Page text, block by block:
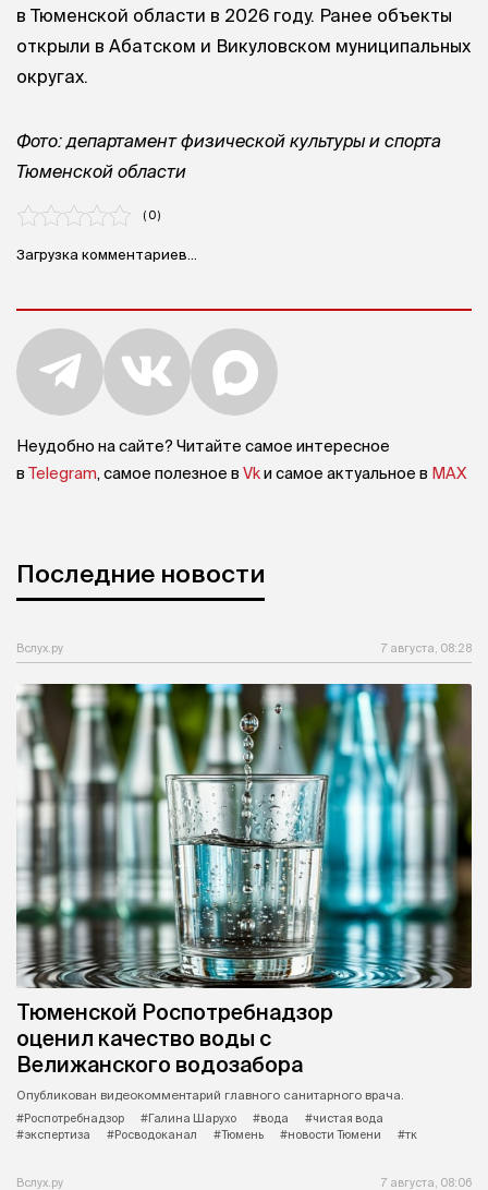
в Тюменской области в 2026 году. Ранее объекты
открыли в Абатском и Викуловском муниципальных
округах.
Фото: департамент физической культуры и спорта
Тюменской области
( 0 )
Загрузка комментариев...
Неудобно на сайте? Читайте самое интересное
в Telegram, самое полезное в Vkи самое актуальное в MAX
Последние новости
Вслух.ру 7 августа, 08:28
Тюменской Роспотребнадзор
оценил качество воды с
Велижанского водозабора
Опубликован видеокомментарий главного санитарного врача.
#Роспотребнадзор
#Галина Шарухо #вода
#чистая вода
#экспертиза
#Росводоканал #Тюмень #новости Тюмени #тк
Вслух.ру 7 августа, 08:06